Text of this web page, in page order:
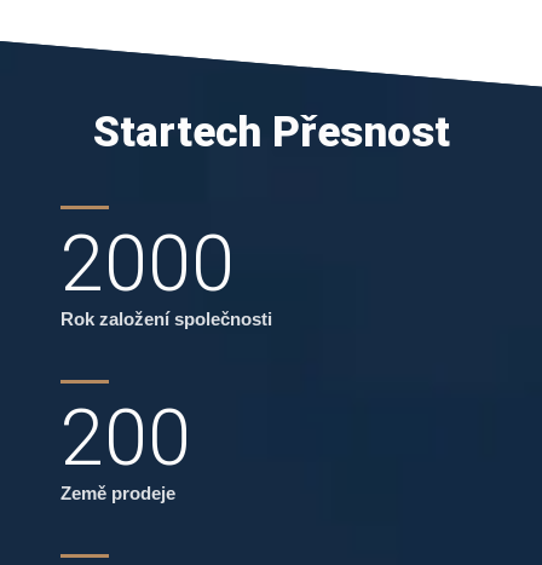
Startech Přesnost
2000
Rok založení společnosti
200
Země prodeje